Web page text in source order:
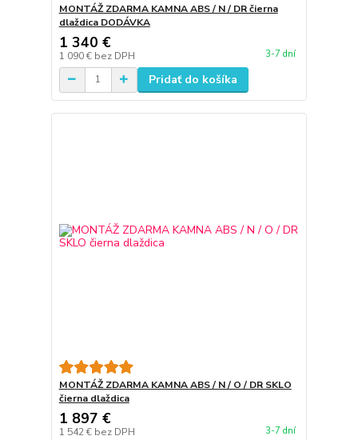
MONTÁŽ ZDARMA KAMNA ABS / N / DR čierna
dlaždica DODÁVKA
1 340 €
1 090 € bez DPH 3-7 dní
Pridať do košíka
MONTÁŽ ZDARMA KAMNA ABS / N / O / DR SKLO
čierna dlaždica
1 897 €
1 542 € bez DPH 3-7 dní